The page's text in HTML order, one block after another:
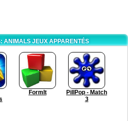
ANIMALS JEUX APPARENTÉS
FormIt
PillPop - Match
3